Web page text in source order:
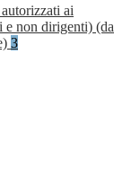
ai
e non dirigenti) (da
3